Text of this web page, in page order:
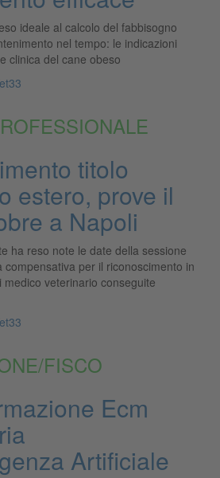
ideale al calcolo del fabbisogno
nel tempo: le indicazioni
clinica del cane obeso
titolo
estero, prove il
a Napoli
ha reso note le date della sessione
compensativa per il riconoscimento in
veterinario conseguite
FISCO
Ecm
Artificiale